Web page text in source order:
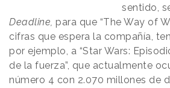
sentido,
Deadline, para que “The Way of
cifras que espera la compañía,
por ejemplo, a “Star Wars:
de la fuerza”, que actualmente
número 4 con 2.070 millones de